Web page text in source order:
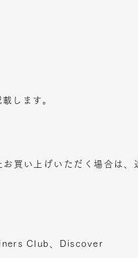
します。
買い上げいただく場合は、
Club、Discover